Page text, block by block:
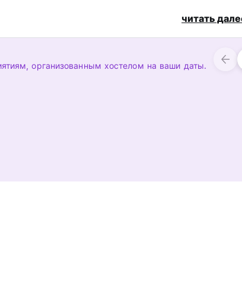
читать
организованным хостелом на ваши даты.